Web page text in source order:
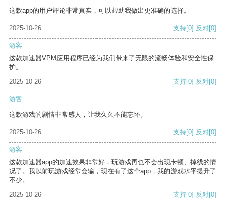
这款app的用户评论非常真实，可以帮助我做出更准确的选择。
2025-10-26 支持[0] 反对[0]
游客
这款加速器VPM应用程序已经为我们带来了无限的流畅体验和安全性保
护。
2025-10-26
支持[0] 反对[0]
游客
这款游戏的剧情非常感人，让我久久不能忘怀。
2025-10-26 支持[0] 反对[0]
游客
这款加速器app的加速效果非常好，玩游戏再也不会出现卡顿、掉线的情
况了。我以前玩游戏经常会输，现在有了这个app，我的游戏水平提升了
不少。
2025-10-26
支持[0] 反对[0]